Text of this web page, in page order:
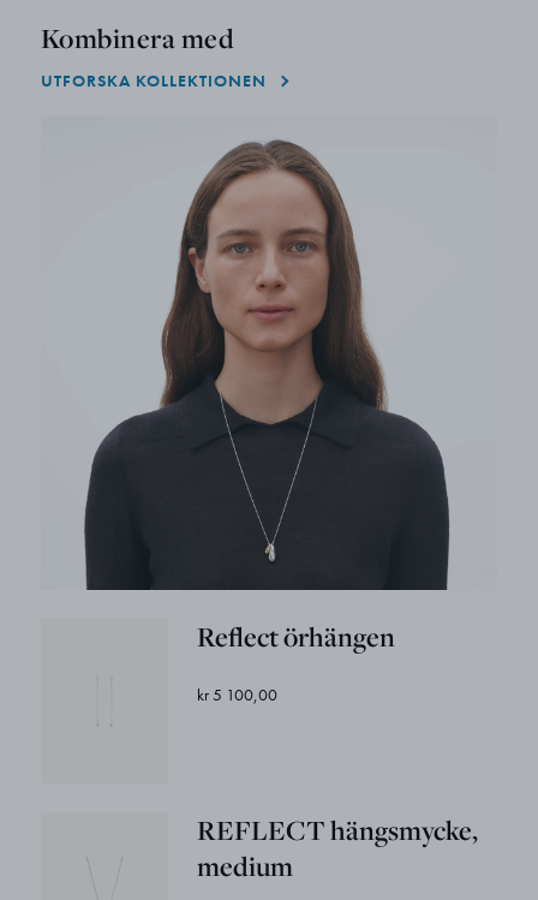
Kombinera med
UTFORSKA KOLLEKTIONEN
Reflect örhängen
kr 5 100,00
REFLECT hängsmycke,
medium